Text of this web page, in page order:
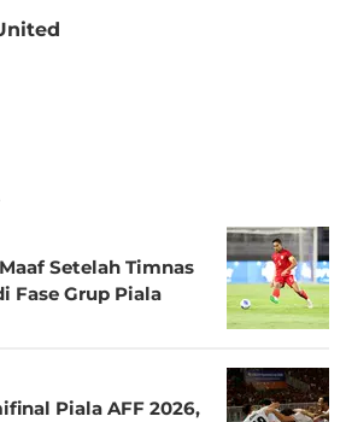
Setelah Timnas
Fase Grup Piala
Piala AFF 2026,